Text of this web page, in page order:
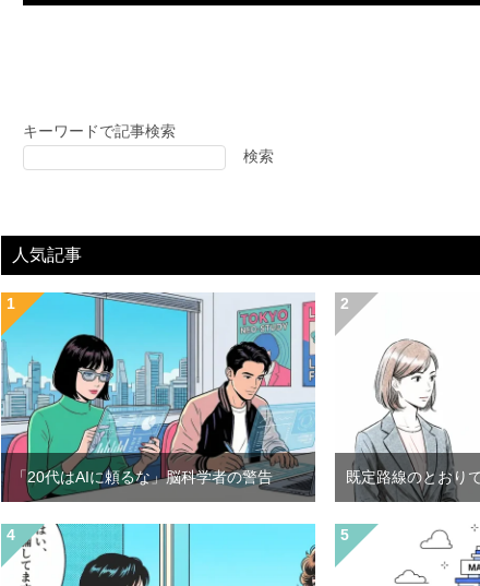
キーワードで記事検索
検索
人気記事
「20代はAIに頼るな」脳科学者の警告 既定路線のとおり